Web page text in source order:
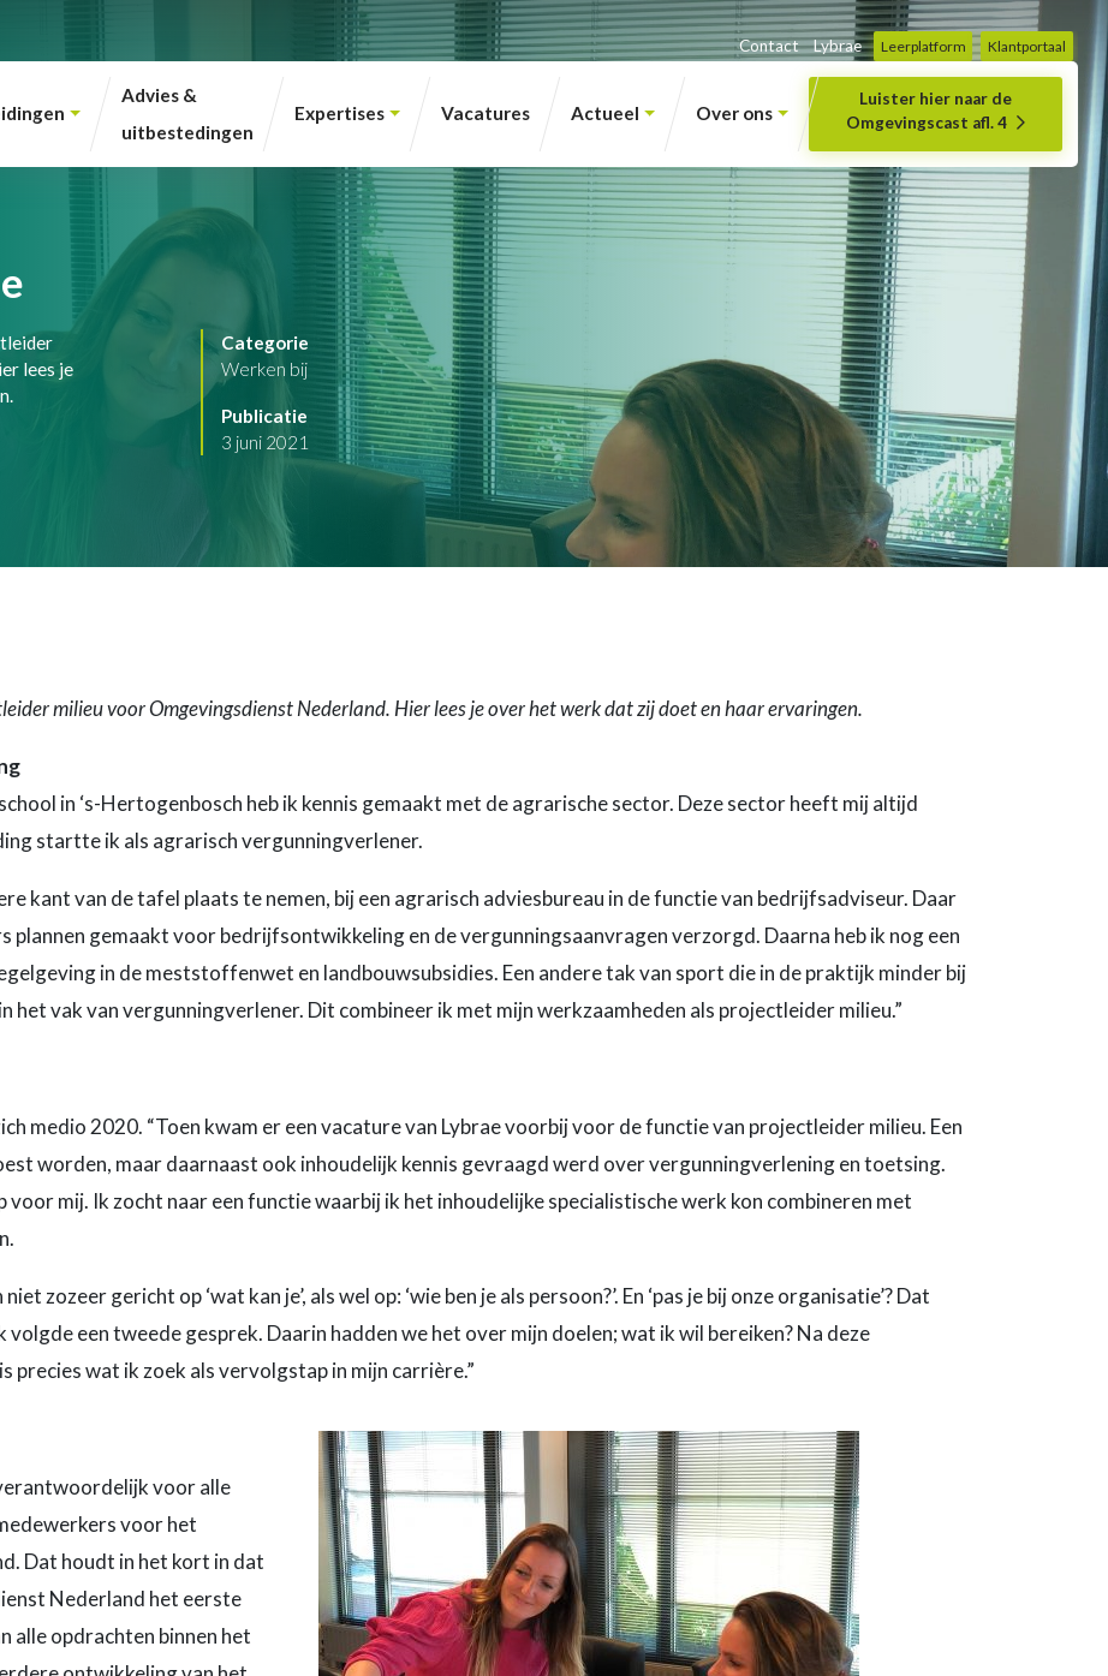
Contact Lybrae Leerplatform Klantportaal
Advies &
uitbestedingen
Expertises Vacatures Actueel Over ons
Luister hier naar de
Omgevingscast afl. 4
lees je
Categorie
Werken bij
Publicatie
3 juni 2021
milieu voor Omgevingsdienst Nederland. Hier lees je over het werk dat zij doet en haar ervaringen.
in ‘s-Hertogenbosch heb ik kennis gemaakt met de agrarische sector. Deze sector heeft mij altijd
startte ik als agrarisch vergunningverlener.
kant van de tafel plaats te nemen, bij een agrarisch adviesbureau in de functie van bedrijfsadviseur. Daar
plannen gemaakt voor bedrijfsontwikkeling en de vergunningsaanvragen verzorgd. Daarna heb ik nog een
in de meststoffenwet en landbouwsubsidies. Een andere tak van sport die in de praktijk minder bij
het vak van vergunningverlener. Dit combineer ik met mijn werkzaamheden als projectleider milieu.”
medio 2020. “Toen kwam er een vacature van Lybrae voorbij voor de functie van projectleider milieu. Een
worden, maar daarnaast ook inhoudelijk kennis gevraagd werd over vergunningverlening en toetsing.
mij. Ik zocht naar een functie waarbij ik het inhoudelijke specialistische werk kon combineren met
zozeer gericht op ‘wat kan je’, als wel op: ‘wie ben je als persoon?’. En ‘pas je bij onze organisatie’? Dat
een tweede gesprek. Daarin hadden we het over mijn doelen; wat ik wil bereiken? Na deze
precies wat ik zoek als vervolgstap in mijn carrière.”
voor alle
voor het
Dat houdt in het kort in dat
Nederland het eerste
alle opdrachten binnen het